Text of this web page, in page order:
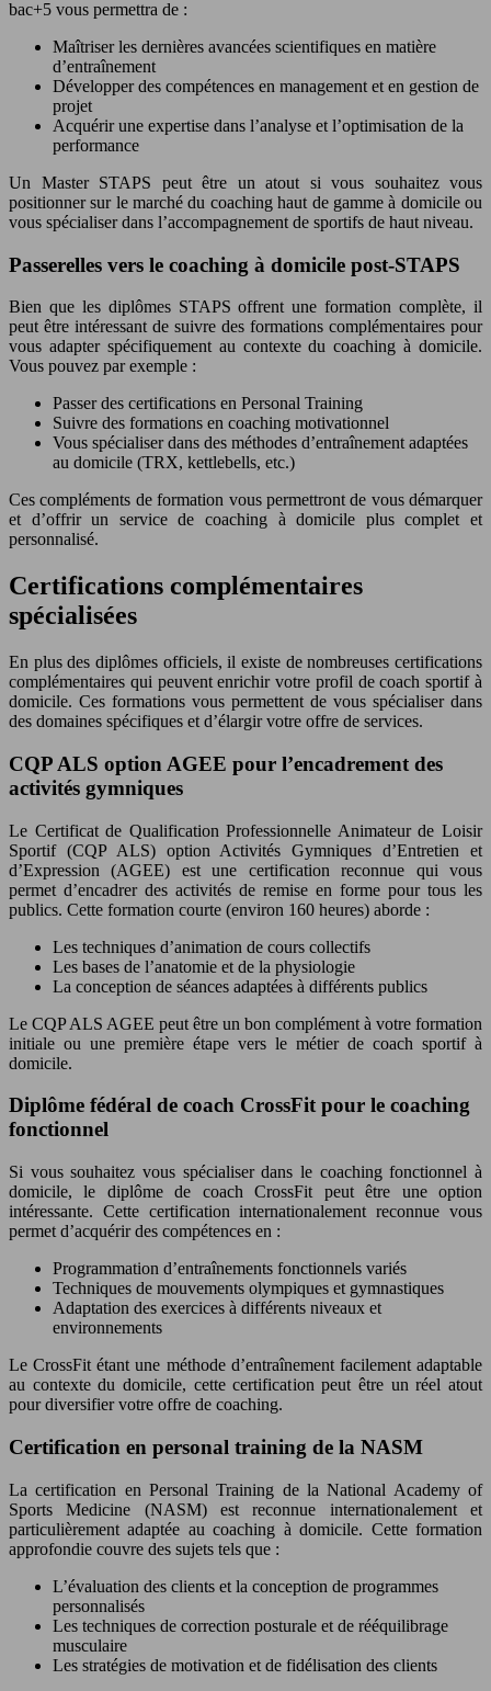
bac+5 vous permettra de :
Maîtriser les dernières avancées scientifiques en matière
d’entraînement
Développer des compétences en management et en gestion de
projet
Acquérir une expertise dans l’analyse et l’optimisation de la
performance
Un Master STAPS peut être un atout si vous souhaitez vous
positionner sur le marché du coaching haut de gamme à domicile ou
vous spécialiser dans l’accompagnement de sportifs de haut niveau.
Passerelles vers le coaching à domicile post-STAPS
Bien que les diplômes STAPS offrent une formation complète, il
peut être intéressant de suivre des formations complémentaires pour
vous adapter spécifiquement au contexte du coaching à domicile.
Vous pouvez par exemple :
Passer des certifications en Personal Training
Suivre des formations en coaching motivationnel
Vous spécialiser dans des méthodes d’entraînement adaptées
au domicile (TRX, kettlebells, etc.)
Ces compléments de formation vous permettront de vous démarquer
et d’offrir un service de coaching à domicile plus complet et
personnalisé.
Certifications complémentaires
spécialisées
En plus des diplômes officiels, il existe de nombreuses certifications
complémentaires qui peuvent enrichir votre profil de coach sportif à
domicile. Ces formations vous permettent de vous spécialiser dans
des domaines spécifiques et d’élargir votre offre de services.
CQP ALS option AGEE pour l’encadrement des
activités gymniques
Le Certificat de Qualification Professionnelle Animateur de Loisir
Sportif (CQP ALS) option Activités Gymniques d’Entretien et
d’Expression (AGEE) est une certification reconnue qui vous
permet d’encadrer des activités de remise en forme pour tous les
publics. Cette formation courte (environ 160 heures) aborde :
Les techniques d’animation de cours collectifs
Les bases de l’anatomie et de la physiologie
La conception de séances adaptées à différents publics
Le CQP ALS AGEE peut être un bon complément à votre formation
initiale ou une première étape vers le métier de coach sportif à
domicile.
Diplôme fédéral de coach CrossFit pour le coaching
fonctionnel
Si vous souhaitez vous spécialiser dans le coaching fonctionnel à
domicile, le diplôme de coach CrossFit peut être une option
intéressante. Cette certification internationalement reconnue vous
permet d’acquérir des compétences en :
Programmation d’entraînements fonctionnels variés
Techniques de mouvements olympiques et gymnastiques
Adaptation des exercices à différents niveaux et
environnements
Le CrossFit étant une méthode d’entraînement facilement adaptable
au contexte du domicile, cette certification peut être un réel atout
pour diversifier votre offre de coaching.
Certification en personal training de la NASM
La certification en Personal Training de la National Academy of
Sports Medicine (NASM) est reconnue internationalement et
particulièrement adaptée au coaching à domicile. Cette formation
approfondie couvre des sujets tels que :
L’évaluation des clients et la conception de programmes
personnalisés
Les techniques de correction posturale et de rééquilibrage
musculaire
Les stratégies de motivation et de fidélisation des clients